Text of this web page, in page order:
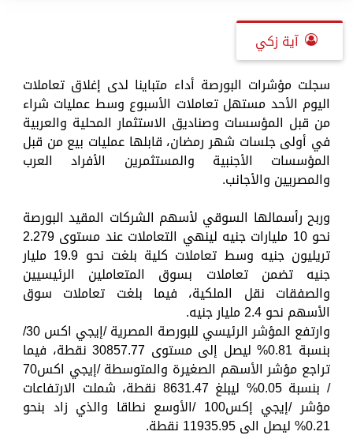
آية زكي
سجلت مؤشرات البورصة أداء متباينا لدى إغلاق تعاملات
اليوم الأحد مستهل تعاملات الأسبوع وسط عمليات شراء
من قبل المؤسسات وصناديق الاستثمار المحلية والعربية
في أولى جلسات شهر رمضان، قابلها عمليات بيع من قبل
المؤسسات الأجنبية والمستثمرين الأفراد العرب
والمصريين والأجانب.
وربح رأسمالها السوقي لأسهم الشركات المقيد البورصة
نحو 10 مليارات جنيه لينهي التعاملات عند مستوى 2.279
تريليون جنيه وسط تعاملات كلية بلغت نحو 19.9 مليار
جنيه تضمن تعاملات بسوق المتعاملين الرئيسيين
والصفقات نقل الملكية، فيما بلغت تعاملات سوق
الأسهم نحو 2.4 مليار جنيه.
وارتفع المؤشر الرئيسي للبورصة المصرية /إيجي اكس 30/
بنسبة 0.81% ليصل إلى مستوى 30857.77 نقطة، فيما
تراجع مؤشر الأسهم الصغيرة والمتوسطة /إيجي اكس70
/ بنسبة 0.05% ليبلغ 8631.47 نقطة، شملت الارتفاعات
مؤشر /إيجي إكس100 /الأوسع نطاقا والذي زاد بنحو
0.21% ليصل الى 11935.95 نقطة.